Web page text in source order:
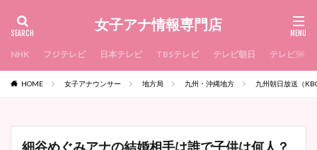
女子アナ情報専門店
NHK フジテレビ 日本テレビ TBSテレビ テレビ朝日 テレビ東京
HOME 女子アナウンサー 地方局 九州・沖縄地方 九州朝日放送（
細谷めぐみアナの結婚相手は誰で子供は何人？